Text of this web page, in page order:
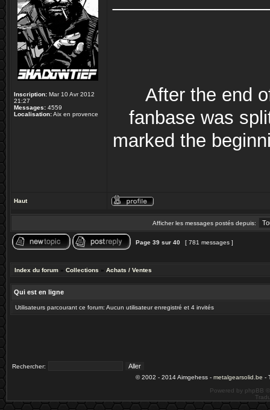
Inscription: Mar 10 Avr 2012
21:27
Messages: 4559
Localisation:Aix en provence
After the end
fanbase was
marked the
Haut
Afficher les messages postés depuis:
Page 39 sur 40 [ 781 messages ]
Index du forum » Collections » Achats / Ventes
Qui est en ligne
Utilisateurs parcourant ce forum: Aucun utilisateur enregistré et 4 invités
Rechercher:
© 2002 - 2014 Aimgehess - metalgearsolid.be -
Powered by phpBB